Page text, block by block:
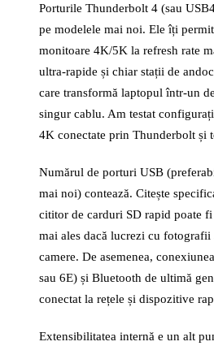
Porturile Thunderbolt 4 (sau
pe modelele mai noi. Ele îți
monitoare 4K/5K la refresh rate
ultra-rapide și chiar stații de
care transformă laptopul într-un
singur cablu. Am testat
4K conectate prin Thunderbolt și
Numărul de porturi USB
mai noi) contează. Citește
cititor de carduri SD rapid poate
mai ales dacă lucrezi cu fotografii
camere. De asemenea,
sau 6E) și Bluetooth de ultimă
conectat la rețele și dispozitive
Extensibilitatea internă e un alt